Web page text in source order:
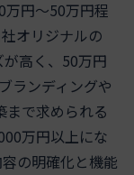
万円～50万円程
オリジナルの
高く、50万円
ランディングや
まで求められる
万円以上にな
の明確化と機能